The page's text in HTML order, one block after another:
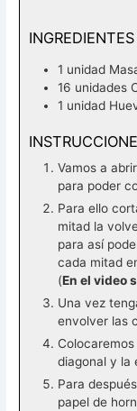
INGREDIENTES
1 unidad
16 unidades
1 unidad
Vamos a
para poder
Para ello
mitad la
para así
cada mitad
(En el video
Una vez
envolver las
diagonal y la
Para
papel de